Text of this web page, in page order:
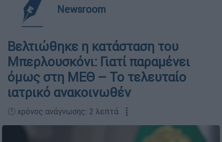
Newsroom
Βελτιώθηκε η κατάσταση του
Μπερλουσκόνι: Γιατί παραμένει
όμως στη ΜΕΘ – Το τελευταίο
ιατρικό ανακοινωθέν
🕛 χρόνος ανάγνωσης: 2 λεπτά ┋